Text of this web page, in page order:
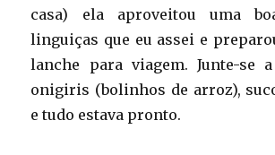
casa) ela aproveitou uma
linguiças que eu assei e
lanche para viagem. Junte-se
onigiris (bolinhos de arroz),
e tudo estava pronto.